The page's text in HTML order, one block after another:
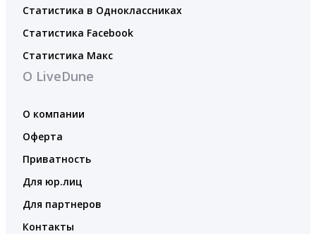
Статистика в Одноклассниках
Статистика Facebook
Статистика Макс
О LiveDune
О компании
Оферта
Приватность
Для юр.лиц
Для партнеров
Контакты